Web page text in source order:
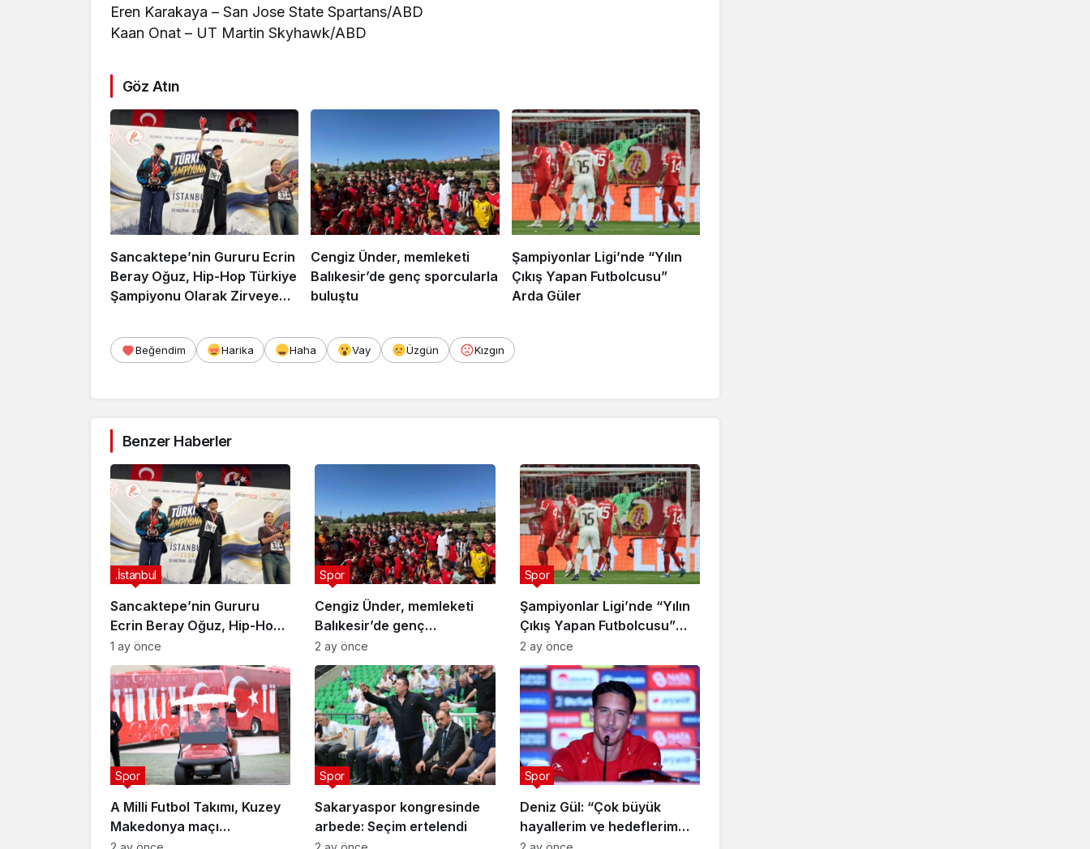
Eren Karakaya – San Jose State Spartans/ABD
Kaan Onat – UT Martin Skyhawk/ABD
Göz Atın
Sancaktepe’nin Gururu Ecrin
Beray Oğuz, Hip-Hop Türkiye
Şampiyonu Olarak Zirveye
Cengiz Ünder, memleketi
Balıkesir’de genç sporcularla
buluştu
Şampiyonlar Ligi’nde “Yılın
Çıkış Yapan Futbolcusu”
Arda Güler
Beğendim Harika Haha Vay Üzgün Kızgın
Benzer Haberler
Sancaktepe’nin Gururu
Ecrin Beray Oğuz, Hip-Hop
Türkiye Şampiyonu Olarak
Zirveye Çıktı
.İstanbul
1 ay önce
Cengiz Ünder, memleketi
Balıkesir’de genç
sporcularla buluştu
Spor
2 ay önce
Şampiyonlar Ligi’nde “Yılın
Çıkış Yapan Futbolcusu”
Arda Güler
Spor
2 ay önce
A Milli Futbol Takımı, Kuzey
Makedonya maçı
Spor
Sakaryaspor kongresinde
arbede: Seçim ertelendi
Spor
Deniz Gül: “Çok büyük
hayallerim ve hedeflerim
Spor